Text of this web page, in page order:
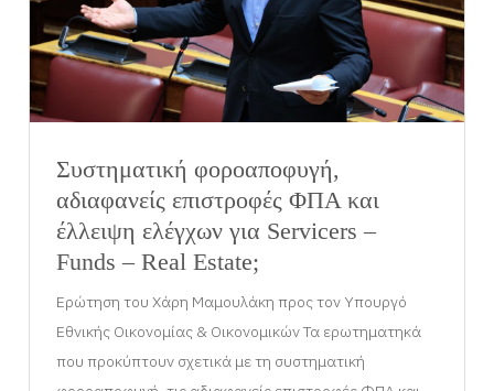
Συστηματική φοροαποφυγή,
αδιαφανείς επιστροφές ΦΠΑ και
έλλειψη ελέγχων για Servicers –
Funds – Real Estate;
Ερώτηση του Χάρη Μαμουλάκη προς τον Υπουργό
Εθνικής Οικονομίας & Οικονομικών Τα ερωτηματηκά
που προκύπτουν σχετικά με τη συστηματική